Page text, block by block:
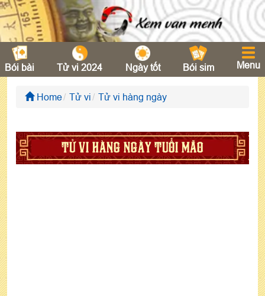
Bói bài Tử vi 2024 Ngày tốt Bói sim Menu
Home Tử vi Tử vi hàng ngày
TỬ VI HÀNG NGÀY TUỔI MÃO